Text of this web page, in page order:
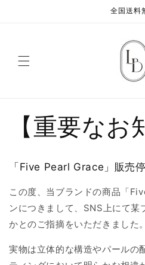
全国送料
【重要なお
「Five Pearl Grace」販売
この度、当ブランドの商品「
ンにつきまして、SNS上にて某
かとのご指摘をいただきました。
実物は立体的な構造やパールの